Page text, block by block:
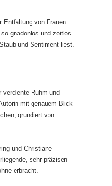
Entfaltung von Frauen
gnadenlos und zeitlos
und Sentiment liest.
verdiente Ruhm und
mit genauem Blick
grundiert von
und Christiane
sehr präzisen
erbracht.